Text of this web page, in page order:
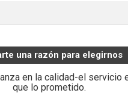
una razón para elegirnos
en la calidad-el servicio
que lo prometido.